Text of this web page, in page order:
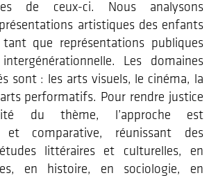
de ceux-ci. Nous analysons
artistiques des enfants
que représentations publiques
Les domaines
sont : les arts visuels, le cinéma, la
performatifs. Pour rendre justice
du thème, l’approche est
et comparative, réunissant des
littéraires et culturelles, en
en histoire, en sociologie, en